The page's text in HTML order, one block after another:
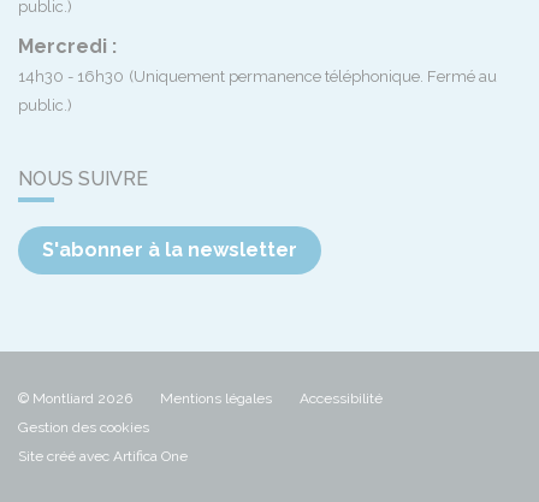
public.)
Mercredi :
14h30 - 16h30 (Uniquement permanence téléphonique. Fermé au
public.)
NOUS SUIVRE
S'abonner à la newsletter
© Montliard 2026 Mentions légales
Accessibilité
Gestion des cookies
Site créé avec Artifica One